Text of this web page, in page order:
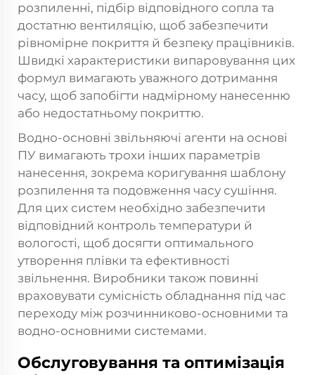
розпиленні, підбір відповідного сопла та
достатню вентиляцію, щоб забезпечити
рівномірне покриття й безпеку працівників.
Швидкі характеристики випаровування цих
формул вимагають уважного дотримання
часу, щоб запобігти надмірному нанесенню
або недостатньому покриттю.
Водно-основні звільняючі агенти на основі
ПУ вимагають трохи інших параметрів
нанесення, зокрема коригування шаблону
розпилення та подовження часу сушіння.
Для цих систем необхідно забезпечити
відповідний контроль температури й
вологості, щоб досягти оптимального
утворення плівки та ефективності
звільнення. Виробники також повинні
враховувати сумісність обладнання під час
переходу між розчинниково-основними та
водно-основними системами.
Обслуговування та оптимізація